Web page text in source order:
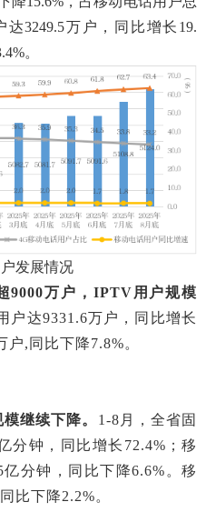
达3249.5万户，同比增长 19.
%。
发展情况
9000万户 ， IPTV用户规模
户达9331.6万户，同比增长
户,同比下降7.8%。
模继续下降。 1-8月
，全省固
分钟，同比增长 72.4% ；移
亿分钟，同比下降6.6% 。移
比下降2.2%。